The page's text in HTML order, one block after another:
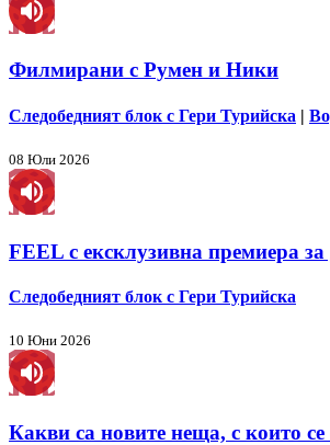
Филмирани с Румен и Ники
Следобедният блок с Гери Турийска |
08 Юли 2026
FEEL с ексклузивна премиера
Следобедният блок с Гери Турийска
10 Юни 2026
Какви са новите неща, с които се